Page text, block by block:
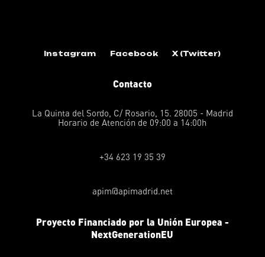
Instagram Facebook X (Twitter)
Contacto
La Quinta del Sordo, C/ Rosario, 15. 28005 - Madrid
Horario de Atención de 09:00 a 14:00h
+34 623 19 35 39
apim@apimadrid.net
Proyecto Financiado por la Unión Europea -
NextGenerationEU